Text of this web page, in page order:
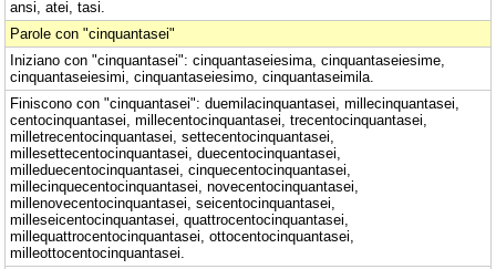
ansi, atei, tasi.
Parole con "cinquantasei"
Iniziano con "cinquantasei": cinquantaseiesima, cinquantaseiesime,
cinquantaseiesimi, cinquantaseiesimo, cinquantaseimila.
Finiscono con "cinquantasei": duemilacinquantasei, millecinquantasei,
centocinquantasei, millecentocinquantasei, trecentocinquantasei,
milletrecentocinquantasei, settecentocinquantasei,
millesettecentocinquantasei, duecentocinquantasei,
milleduecentocinquantasei, cinquecentocinquantasei,
millecinquecentocinquantasei, novecentocinquantasei,
millenovecentocinquantasei, seicentocinquantasei,
milleseicentocinquantasei, quattrocentocinquantasei,
millequattrocentocinquantasei, ottocentocinquantasei,
milleottocentocinquantasei.